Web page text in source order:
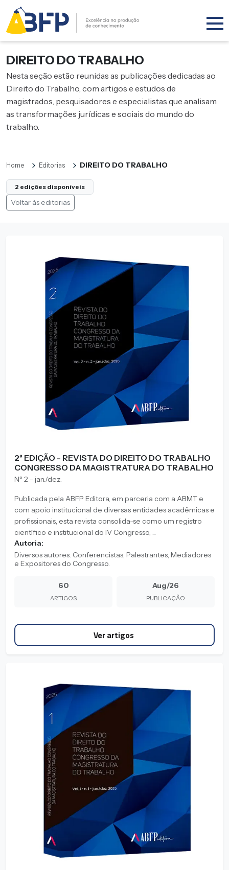
DIREITO DO TRABALHO
Nesta seção estão reunidas as publicações dedicadas ao
Direito do Trabalho, com artigos e estudos de
magistrados, pesquisadores e especialistas que analisam
as transformações jurídicas e sociais do mundo do
trabalho.
Home Editorias DIREITO DO TRABALHO
2 edições disponíveis
Voltar às editorias
2ª EDIÇÃO - REVISTA DO DIREITO DO TRABALHO
CONGRESSO DA MAGISTRATURA DO TRABALHO
Nº 2 - jan./dez.
Publicada pela ABFP Editora, em parceria com a ABMT e
com apoio institucional de diversas entidades acadêmicas e
profissionais, esta revista consolida-se como um registro
científico e institucional do IV Congresso, ...
Autoria:
Diversos autores. Conferencistas, Palestrantes, Mediadores
e Expositores do Congresso.
60
ARTIGOS
Aug/26
PUBLICAÇÃO
Ver artigos